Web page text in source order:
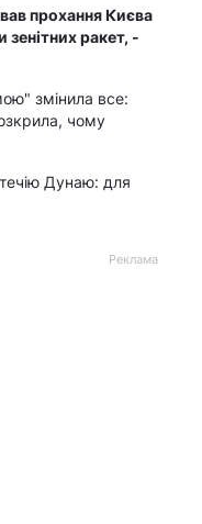
прохання Києва
зенітних ракет, -
змінила все:
чому
Дунаю: для
Реклама